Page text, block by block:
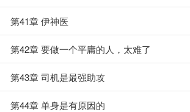
第41章 伊神医
第42章 要做一个平庸的人，太难了
第43章 司机是最强助攻
第44章 单身是有原因的